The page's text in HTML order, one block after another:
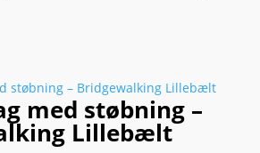
med støbning –
Lillebælt